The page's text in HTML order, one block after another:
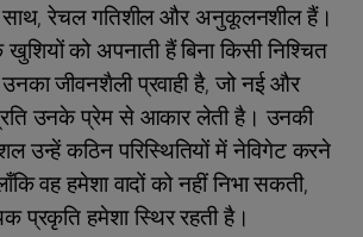
रेचल गतिशील और अनुकूलनशील हैं।
को अपनाती हैं बिना किसी निश्चित
जीवनशैली प्रवाही है, जो नई और
उनके प्रेम से आकार लेती है। उनकी
उन्हें कठिन परिस्थितियों में नेविगेट करने
वह हमेशा वादों को नहीं निभा सकती,
प्रकृति हमेशा स्थिर रहती है।